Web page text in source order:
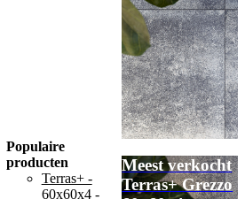
Populaire
producten
Terras+ -
60x60x4 -
Meest verkocht
Terras+ Grezzo